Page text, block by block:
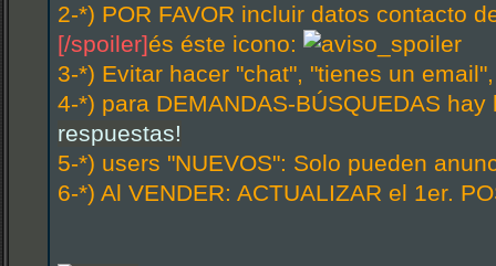
2-*) POR FAVOR incluir datos contacto
[/spoiler]és éste icono:
3-*) Evitar hacer "chat", "tienes un
4-*) para DEMANDAS-BÚSQUEDAS
respuestas!
5-*) users "NUEVOS": Solo pueden
6-*) Al VENDER: ACTUALIZAR el 1er.